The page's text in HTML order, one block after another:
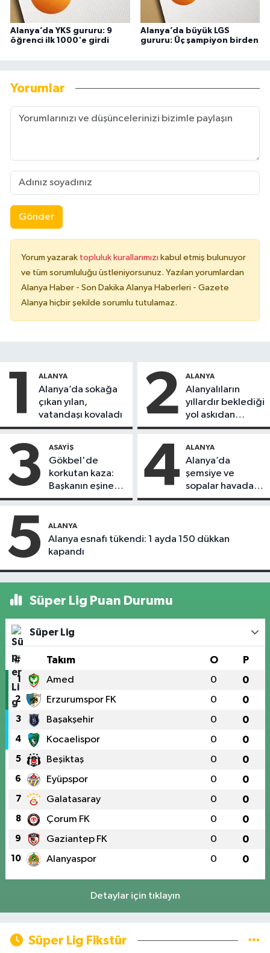
Alanya’da YKS gururu: 9
öğrenci ilk 1000'e girdi
Alanya’da büyük LGS
gururu: Üç şampiyon birden
Yorumlar
Gönder
Yorum yazarak topluluk kurallarımızı kabul etmiş bulunuyor
ve tüm sorumluluğu üstleniyorsunuz. Yazılan yorumlardan
Alanya Haber - Son Dakika Alanya Haberleri - Gazete
Alanya hiçbir şekilde sorumlu tutulamaz.
1 ALANYA
Alanya’da sokağa
çıkan yılan,
vatandaşı kovaladı
2 ALANYA
Alanyalıların
yıllardır beklediği
yol askıdan
döndü
3 ASAYIŞ
Gökbel'de
korkutan kaza:
Başkanın eşine
motosiklet çarptı
4 ALANYA
Alanya’da
şemsiye ve
sopalar havada
uçuştu
5 ALANYA
Alanya esnafı tükendi: 1 ayda 150 dükkan
kapandı
Süper Lig Puan Durumu
Süper Lig
# Takım O P
1 Amed 0 0
2 Erzurumspor FK 0 0
3 Başakşehir 0 0
4 Kocaelispor 0 0
5 Beşiktaş 0 0
6 Eyüpspor 0 0
7 Galatasaray 0 0
8 Çorum FK 0 0
9 Gaziantep FK 0 0
10 Alanyaspor 0 0
Detaylar için tıklayın
Süper Lig Fikstür